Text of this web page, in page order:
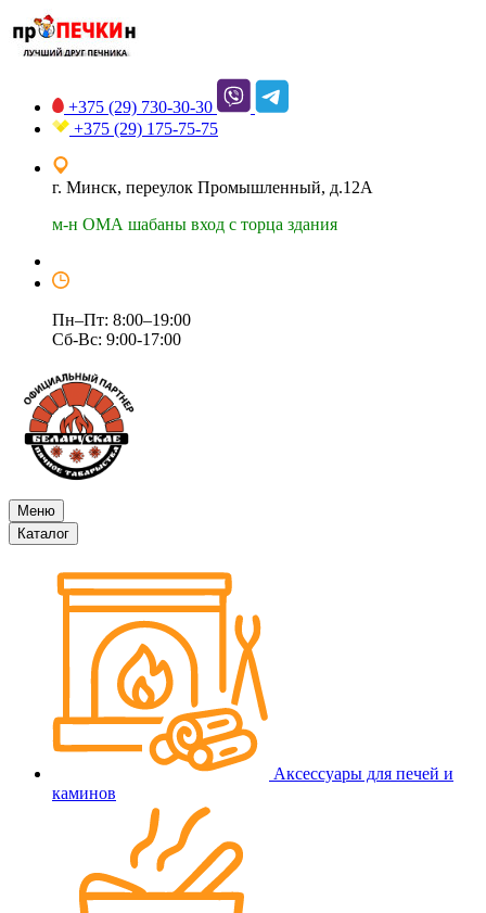
+375 (29) 730-30-30
+375 (29) 175-75-75
г. Минск, переулок Промышленный, д.12А
м-н ОМА шабаны вход с торца здания
Пн–Пт: 8:00–19:00
Сб-Вс: 9:00-17:00
Меню
Каталог
Аксессуары для печей и
каминов